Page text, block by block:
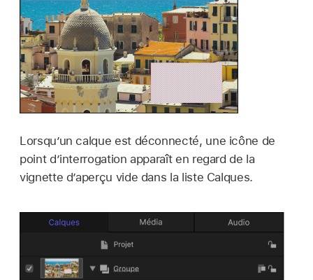
Lorsqu’un calque est déconnecté, une icône de
point d’interrogation apparaît en regard de la
vignette d’aperçu vide dans la liste Calques.